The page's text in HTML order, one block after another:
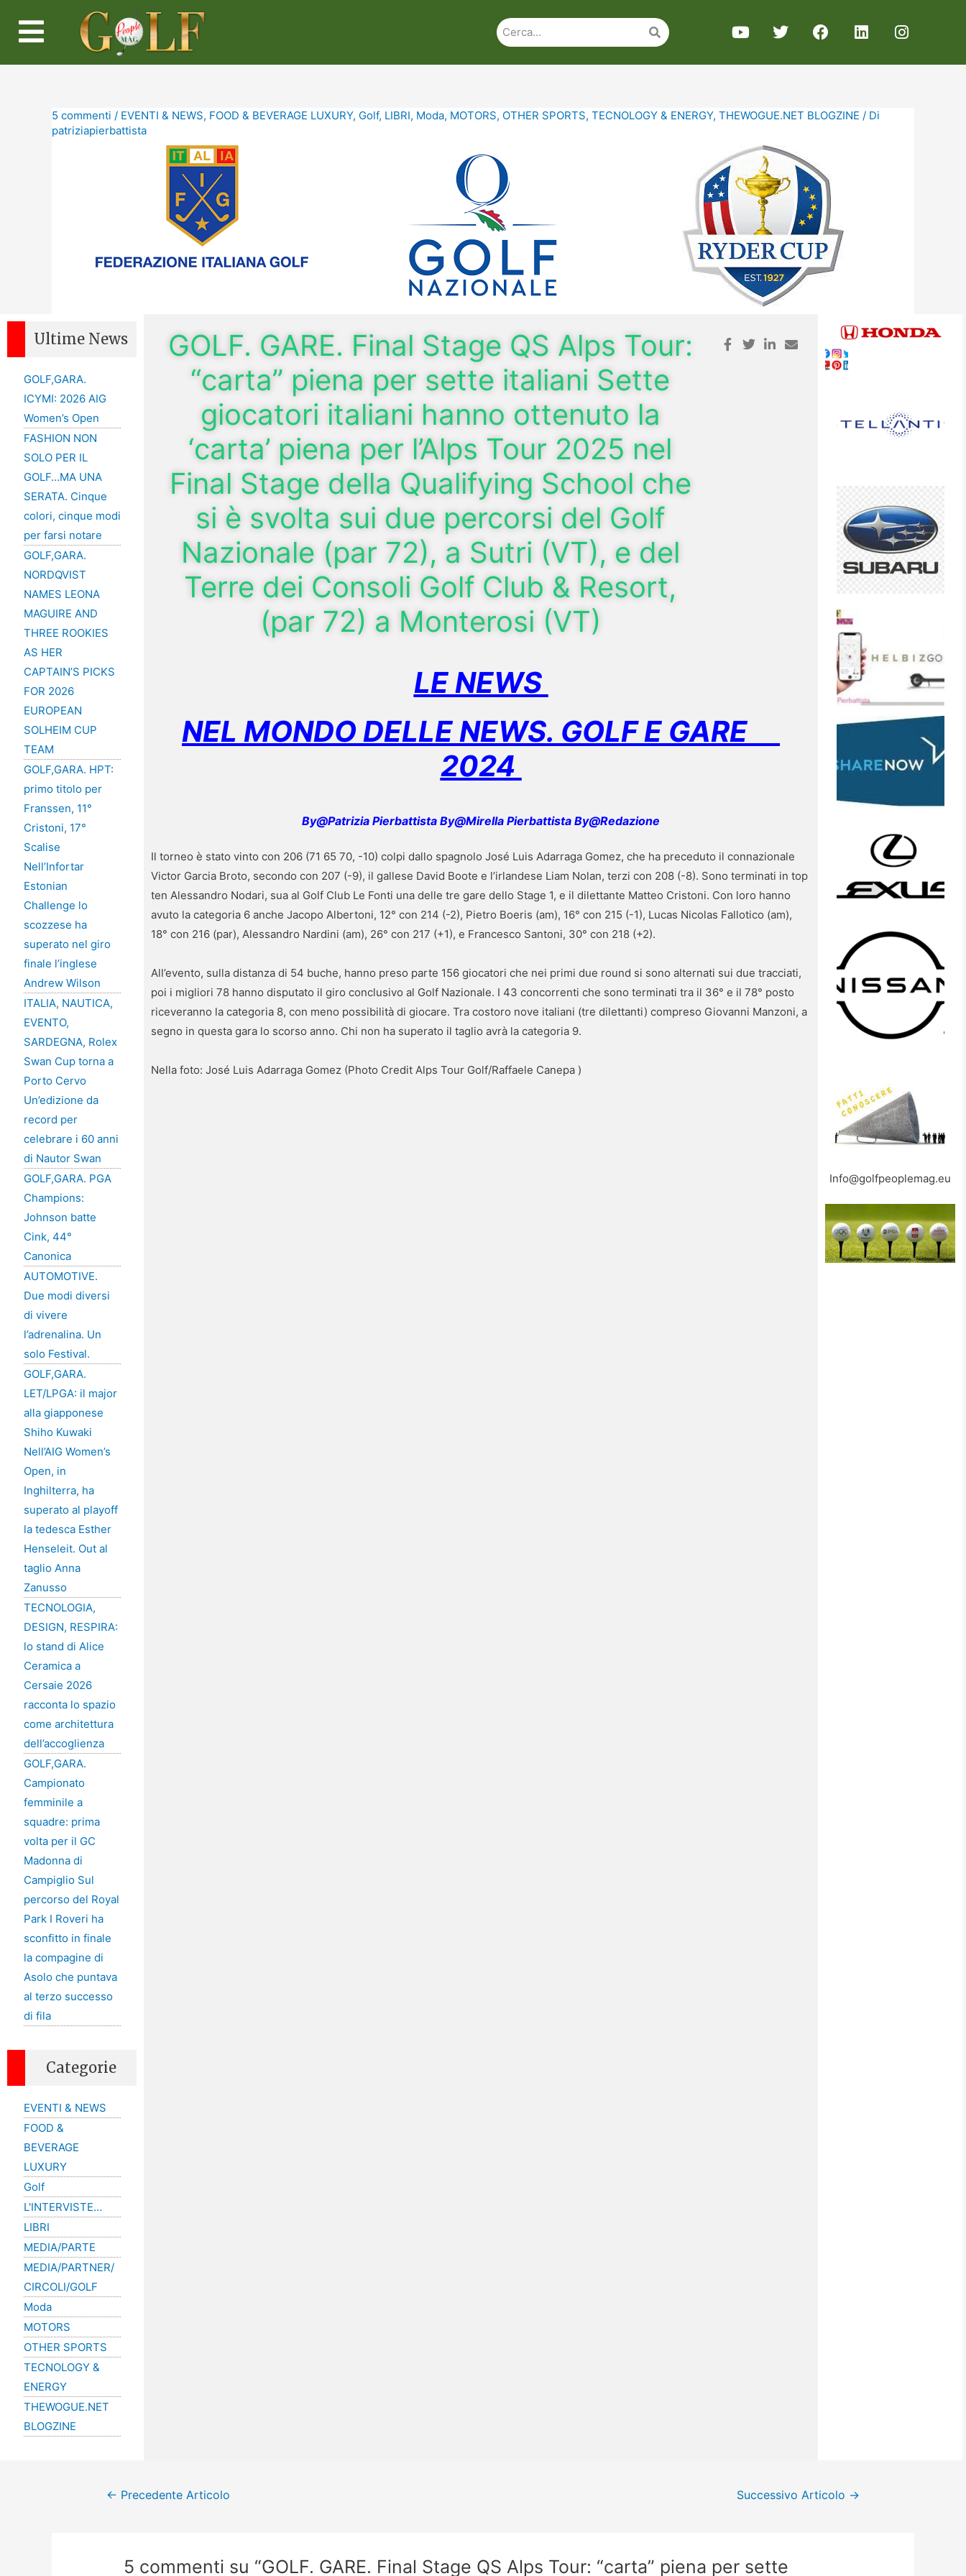
5 commenti / EVENTI & NEWS, FOOD & BEVERAGE LUXURY, Golf, LIBRI, Moda, MOTORS, OTHER SPORTS, TECNOLOGY & ENERGY, THEWOGUE.NET BLOGZINE / Di
patriziapierbattista
Ultime News
GOLF,GARA.
ICYMI: 2026 AIG
Women’s Open
FASHION NON
SOLO PER IL
GOLF…MA UNA
SERATA. Cinque
colori, cinque modi
per farsi notare
GOLF,GARA.
NORDQVIST
NAMES LEONA
MAGUIRE AND
THREE ROOKIES
AS HER
CAPTAIN’S PICKS
FOR 2026
EUROPEAN
SOLHEIM CUP
TEAM
GOLF,GARA. HPT:
primo titolo per
Franssen, 11°
Cristoni, 17°
Scalise
Nell’Infortar
Estonian
Challenge lo
scozzese ha
superato nel giro
finale l’inglese
Andrew Wilson
ITALIA, NAUTICA,
EVENTO,
SARDEGNA, Rolex
Swan Cup torna a
Porto Cervo
Un’edizione da
record per
celebrare i 60 anni
di Nautor Swan
GOLF,GARA. PGA
Champions:
Johnson batte
Cink, 44°
Canonica
AUTOMOTIVE.
Due modi diversi
di vivere
l’adrenalina. Un
solo Festival.
GOLF,GARA.
LET/LPGA: il major
alla giapponese
Shiho Kuwaki
Nell’AIG Women’s
Open, in
Inghilterra, ha
superato al playoff
la tedesca Esther
Henseleit. Out al
taglio Anna
Zanusso
TECNOLOGIA,
DESIGN, RESPIRA:
lo stand di Alice
Ceramica a
Cersaie 2026
racconta lo spazio
come architettura
dell’accoglienza
GOLF,GARA.
Campionato
femminile a
squadre: prima
volta per il GC
Madonna di
Campiglio Sul
percorso del Royal
Park I Roveri ha
sconfitto in finale
la compagine di
Asolo che puntava
al terzo successo
di fila
Categorie
EVENTI & NEWS
FOOD &
BEVERAGE
LUXURY
Golf
L'INTERVISTE…
LIBRI
MEDIA/PARTE
MEDIA/PARTNER/
CIRCOLI/GOLF
Moda
MOTORS
OTHER SPORTS
TECNOLOGY &
ENERGY
THEWOGUE.NET
BLOGZINE
GOLF. GARE. Final Stage QS Alps Tour:
“carta” piena per sette italiani Sette
giocatori italiani hanno ottenuto la
‘carta’ piena per l’Alps Tour 2025 nel
Final Stage della Qualifying School che
si è svolta sui due percorsi del Golf
Nazionale (par 72), a Sutri (VT), e del
Terre dei Consoli Golf Club & Resort,
(par 72) a Monterosi (VT)
LE NEWS
NEL MONDO DELLE NEWS. GOLF E GARE
2024
By@Patrizia Pierbattista By@Mirella Pierbattista By@Redazione
Il torneo è stato vinto con 206 (71 65 70, -10) colpi dallo spagnolo José Luis Adarraga Gomez, che ha preceduto il connazionale
Victor Garcia Broto, secondo con 207 (-9), il gallese David Boote e l’irlandese Liam Nolan, terzi con 208 (-8). Sono terminati in top
ten Alessandro Nodari, sua al Golf Club Le Fonti una delle tre gare dello Stage 1, e il dilettante Matteo Cristoni. Con loro hanno
avuto la categoria 6 anche Jacopo Albertoni, 12° con 214 (-2), Pietro Boeris (am), 16° con 215 (-1), Lucas Nicolas Fallotico (am),
18° con 216 (par), Alessandro Nardini (am), 26° con 217 (+1), e Francesco Santoni, 30° con 218 (+2).
All’evento, sulla distanza di 54 buche, hanno preso parte 156 giocatori che nei primi due round si sono alternati sui due tracciati,
poi i migliori 78 hanno disputato il giro conclusivo al Golf Nazionale. I 43 concorrenti che sono terminati tra il 36° e il 78° posto
riceveranno la categoria 8, con meno possibilità di giocare. Tra costoro nove italiani (tre dilettanti) compreso Giovanni Manzoni, a
segno in questa gara lo scorso anno. Chi non ha superato il taglio avrà la categoria 9.
Nella foto: José Luis Adarraga Gomez (Photo Credit Alps Tour Golf/Raffaele Canepa )
Info@golfpeoplemag.eu
← Precedente Articolo Successivo Articolo →
5 commenti su “GOLF. GARE. Final Stage QS Alps Tour: “carta” piena per sette